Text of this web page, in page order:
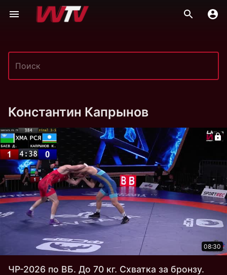
Константин Капрынов
08:30
ЧР-2026 по ВБ. До 70 кг. Схватка за бронзу.